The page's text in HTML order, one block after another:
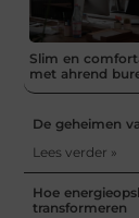
Slim en
met ahrend
De geheimen
Lees verder »
Hoe
transformeren